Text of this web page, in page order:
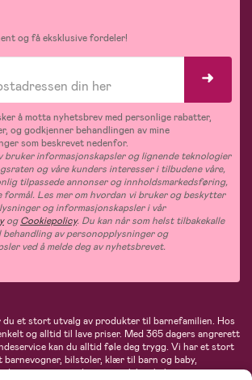
og få eksklusive fordeler!
å motta nyhetsbrev med personlige rabatter,
og godkjenner behandlingen av mine
som beskrevet nedenfor.
bruker informasjonskapsler og lignende teknologier
og våre kunders interesser i tilbudene våre,
tilpassede annonser og innholdsmarkedsføring,
Les mer om hvordan vi bruker og beskytter
og informasjonskapsler i vår
ogCookiepolicy. Du kan når som helst tilbakekalle
av personopplysninger og
ved å melde deg av nyhetsbrevet.
du et stort utvalg av produkter til barnefamilien. Hos
og alltid til lave priser. Med 365 dagers angrerett
kan du alltid føle deg trygg. Vi har et stort
barnevogner, bilstoler, klær til barn og baby,
av inspirerende interiør, leker, babyustyr og mye